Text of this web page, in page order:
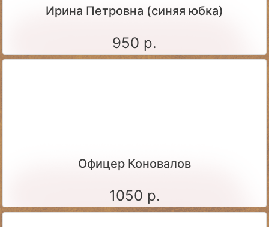
Ирина Петровна (синяя юбка)
950 р.
Офицер Коновалов
1050 р.